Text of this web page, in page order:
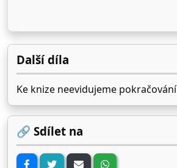
Další díla
Ke knize neevidujeme pokračování
🔗 Sdílet na